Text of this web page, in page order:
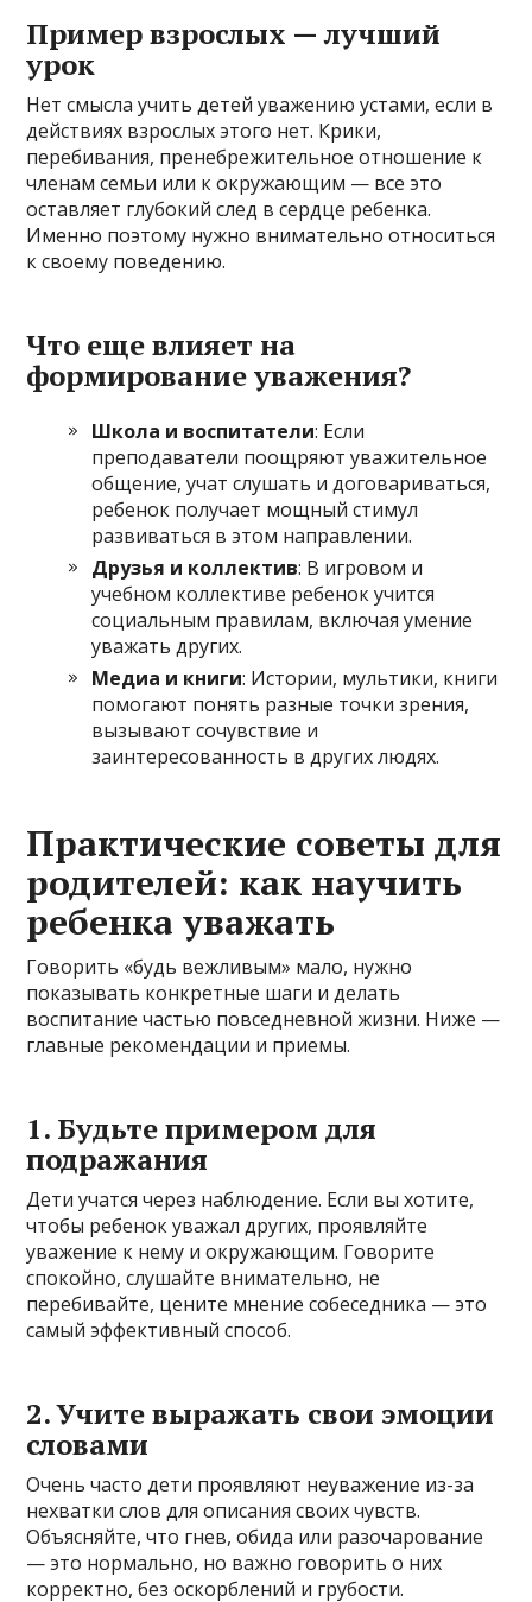
Пример взрослых — лучший
урок
Нет смысла учить детей уважению устами, если в
действиях взрослых этого нет. Крики,
перебивания, пренебрежительное отношение к
членам семьи или к окружающим — все это
оставляет глубокий след в сердце ребенка.
Именно поэтому нужно внимательно относиться
к своему поведению.
Что еще влияет на
формирование уважения?
Школа и воспитатели: Если
преподаватели поощряют уважительное
общение, учат слушать и договариваться,
ребенок получает мощный стимул
развиваться в этом направлении.
Друзья и коллектив: В игровом и
учебном коллективе ребенок учится
социальным правилам, включая умение
уважать других.
Медиа и книги: Истории, мультики, книги
помогают понять разные точки зрения,
вызывают сочувствие и
заинтересованность в других людях.
Практические советы для
родителей: как научить
ребенка уважать
Говорить «будь вежливым» мало, нужно
показывать конкретные шаги и делать
воспитание частью повседневной жизни. Ниже —
главные рекомендации и приемы.
1. Будьте примером для
подражания
Дети учатся через наблюдение. Если вы хотите,
чтобы ребенок уважал других, проявляйте
уважение к нему и окружающим. Говорите
спокойно, слушайте внимательно, не
перебивайте, цените мнение собеседника — это
самый эффективный способ.
2. Учите выражать свои эмоции
словами
Очень часто дети проявляют неуважение из-за
нехватки слов для описания своих чувств.
Объясняйте, что гнев, обида или разочарование
— это нормально, но важно говорить о них
корректно, без оскорблений и грубости.